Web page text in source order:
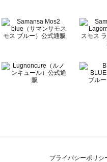
プライバシーポリシ